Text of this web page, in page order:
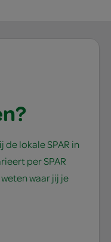
lokale SPAR in
per SPAR
waar jij je